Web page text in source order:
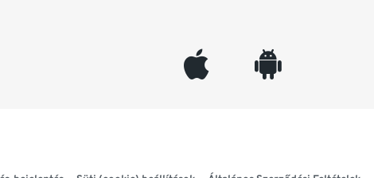
appleinc android